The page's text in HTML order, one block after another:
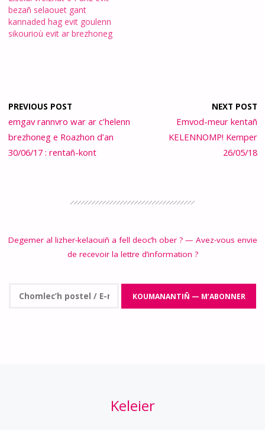
bezañ selaouet gant
kannaded hag evit goulenn
sikourioù evit ar brezhoneg
PREVIOUS POST
emgav rannvro war ar c’helenn
brezhoneg e Roazhon d’an
30/06/17 : rentañ-kont
NEXT POST
Emvod-meur kentañ
KELENNOMP! Kemper
26/05/18
Degemer al lizher-kelaouiñ a fell deoc’h ober ? — Avez-vous envie
de recevoir la lettre d’information ?
Keleier